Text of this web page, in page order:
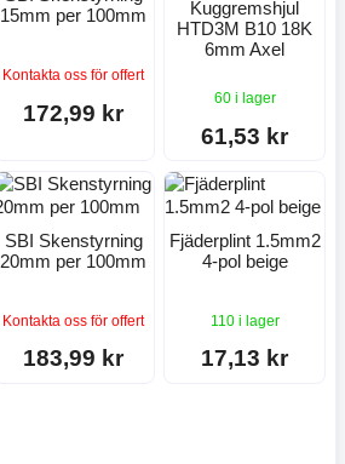
15mm per 100mm
Kontakta oss för offert
172,99 kr
Kuggremshjul
HTD3M B10 18K
6mm Axel
60 i lager
61,53 kr
SBI Skenstyrning
20mm per 100mm
Kontakta oss för offert
183,99 kr
Fjäderplint 1.5mm2
4-pol beige
110 i lager
17,13 kr